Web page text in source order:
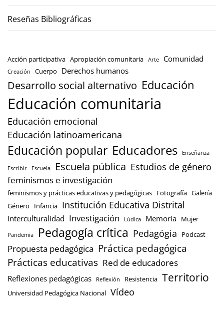
Reseñas Bibliográficas
Acción participativa Apropiación comunitaria Arte Comunidad
Creación Cuerpo Derechos humanos
Desarrollo social alternativo Educación
Educación comunitaria
Educación emocional
Educación latinoamericana
Educación popular Educadores Enseñanza
Escribir Escuela Escuela pública Estudios de género
feminismos e investigación
feminismos y prácticas educativas y pedagógicas Fotografía Galería
Género
Infancia Institución Educativa Distrital
Interculturalidad Investigación Lúdica Memoria Mujer
Pandemia Pedagogía crítica Pedagógia Podcast
Propuesta pedagógica Práctica pedagógica
Prácticas educativas Red de educadores
Reflexiones pedagógicas Reflexión Resistencia Territorio
Universidad Pedagógica Nacional Vídeo